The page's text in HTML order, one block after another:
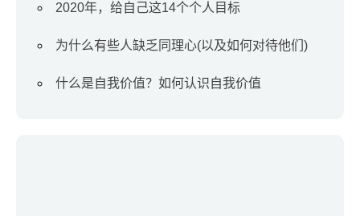
2020年，给自己这14个个人目标
为什么有些人缺乏同理心(以及如何对待他们)
什么是自我价值？如何认识自我价值